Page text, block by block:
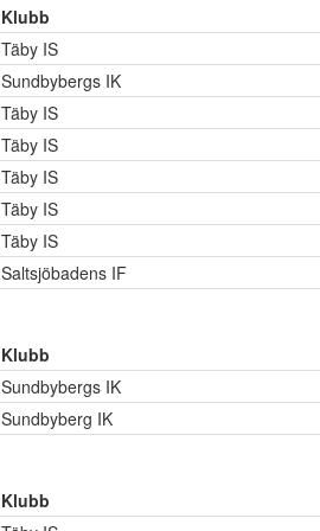
Klubb
Täby IS
Sundbybergs IK
Täby IS
Täby IS
Täby IS
Täby IS
Täby IS
Saltsjöbadens IF
Klubb
Sundbybergs IK
Sundbyberg IK
Klubb